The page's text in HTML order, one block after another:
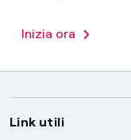
Inizia ora
Link utili